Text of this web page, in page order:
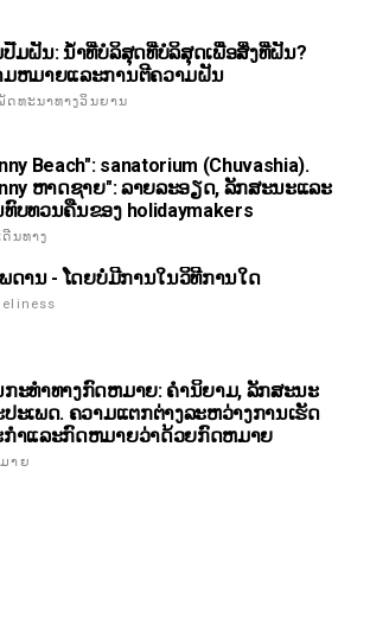
ມຝັນ: ນ້ໍາທີ່ບໍລິສຸດທີ່ບໍລິສຸດເພື່ອສິ່ງທີ່ຝັນ?
ມຫມາຍແລະການຕີຄວາມຝັນ
ດທະນາທາງວິນຍານ
Beach": sanatorium (Chuvashia).
ຫາດຊາຍ": ລາຍລະອຽດ, ລັກສະນະແລະ
ບທວນຄືນຂອງ holidaymakers
ດີນທາງ
ດານ - ໂດຍບໍ່ມີການໃນວິທີການໃດ
ກະທໍາທາງກົດຫມາຍ: ຄໍານິຍາມ, ລັກສະນະ
ປະເພດ. ຄວາມແຕກຕ່າງລະຫວ່າງການເຮັດ
ກໍາແລະກົດຫມາຍວ່າດ້ວຍກົດຫມາຍ
າຍ